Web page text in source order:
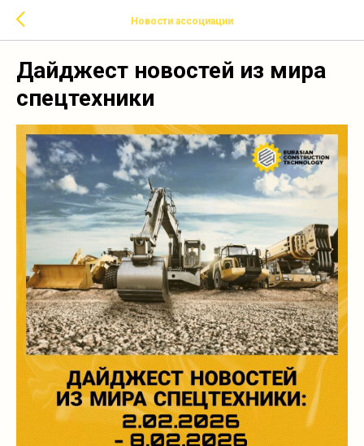
Новости ассоциации
Дайджест новостей из мира
спецтехники